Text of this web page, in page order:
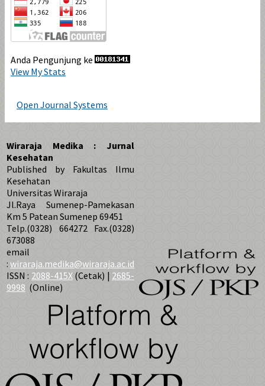
Anda Pengunjung ke
View My Stats
Open Journal Systems
Wiraraja Medika : Jurnal
Kesehatan
Published by Fakultas Ilmu
Kesehatan
Universitas Wiraraja
Jl.Raya Sumenep-Pamekasan
Km 5 Patean Sumenep 69451
Telp.(0328) 664272 Fax.(0328)
673088
email
: wiraraja.medika@wiraraja.ac.id
ISSN : 2088-415X(Cetak) | 2685-
9998 (Online)